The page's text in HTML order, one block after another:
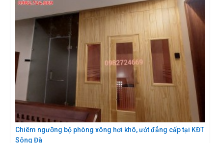
Chiêm ngưỡng bộ phòng xông hơi khô, ướt đẳng cấp tại KĐT
Sông Đà